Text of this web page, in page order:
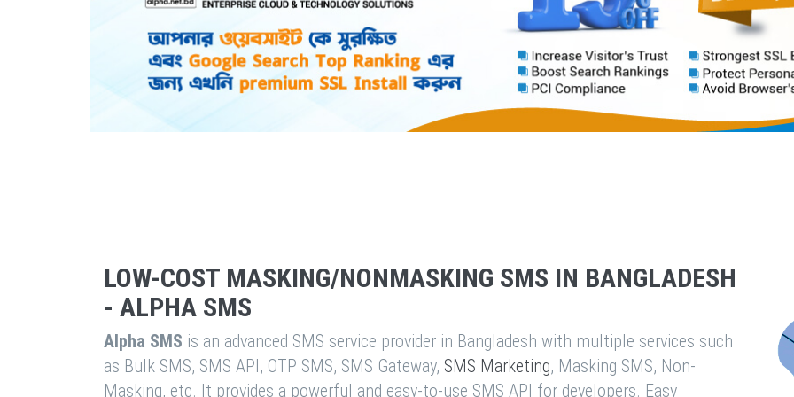
LOW-COST MASKING/NONMASKING SMS IN BANGLADESH
- ALPHA SMS
Alpha SMS is an advanced SMS service provider in Bangladesh with multiple services such
as Bulk SMS, SMS API, OTP SMS, SMS Gateway, SMS Marketing, Masking SMS, Non-
Masking, etc. It provides a powerful and easy-to-use SMS API for developers. Easy